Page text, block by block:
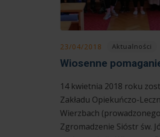
23/04/2018 Aktualności
Wiosenne
14 kwietnia 2018 roku
Zakładu Opiekuńczo-
Wierzbach
Zgromadzenie Sióstr św.